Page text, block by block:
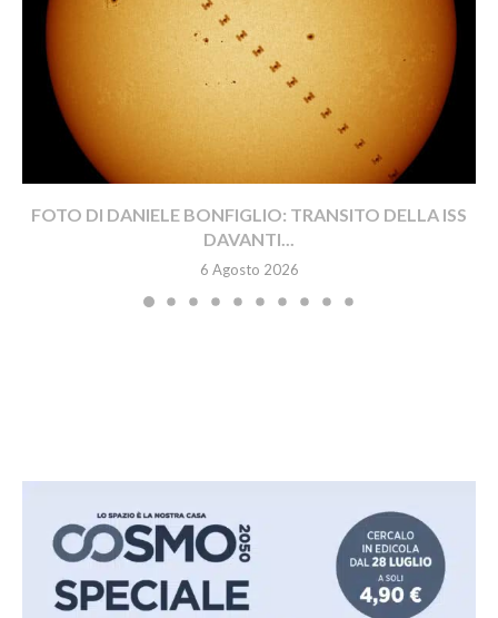
FOTO DI DANIELE BONFIGLIO: TRANSITO DELLA ISS
DAVANTI...
6 Agosto 2026